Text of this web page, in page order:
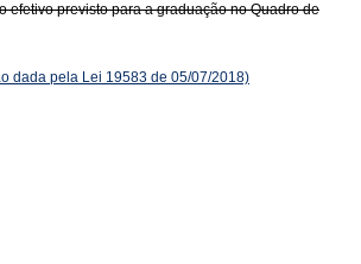
efetivo previsto para a graduação no Quadro de
dada pela Lei 19583 de 05/07/2018)